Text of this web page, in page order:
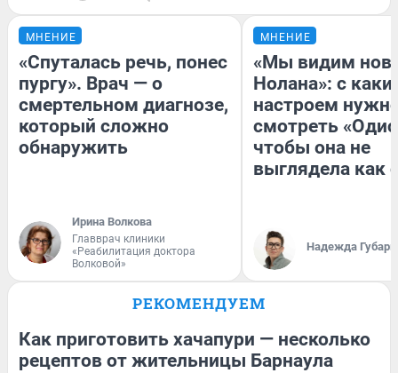
МНЕНИЕ
«Спуталась речь, понес
пургу». Врач — о
смертельном диагнозе,
который сложно
обнаружить
Ирина Волкова
Главврач клиники
«Реабилитация доктора
Волковой»
МНЕНИЕ
«Мы видим
Нолана»: с
настроем
смотреть
чтобы она не
выглядела как
Надежда Губарь
РЕКОМЕНДУЕМ
Как приготовить хачапури — несколько
рецептов от жительницы Барнаула